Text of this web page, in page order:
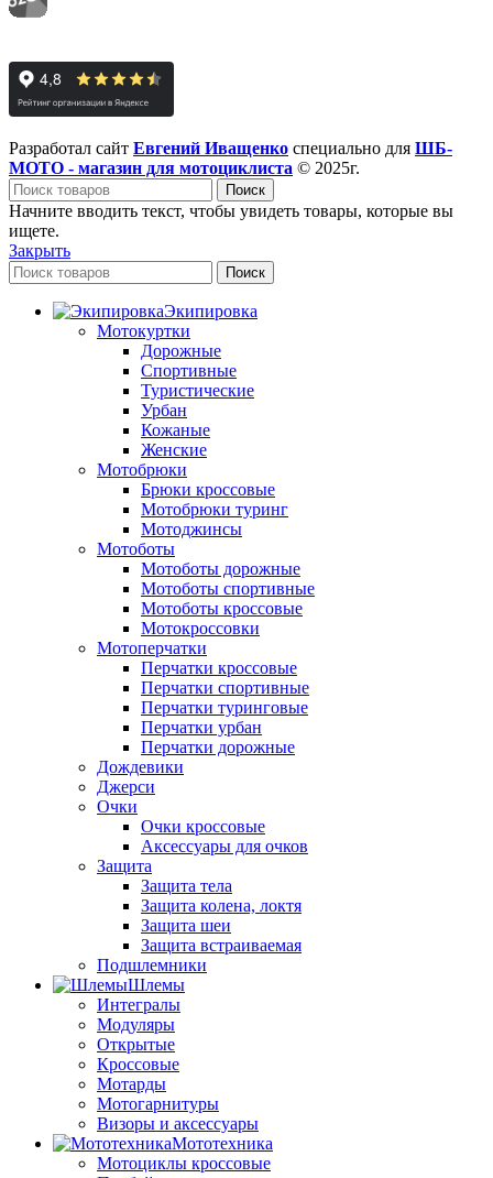
Разработал сайт Евгений Иващенко специально для ШБ-
МОТО - магазин для мотоциклиста © 2025г.
Поиск
Начните вводить текст, чтобы увидеть товары, которые вы
ищете.
Закрыть
Поиск
Экипировка
Мотокуртки
Дорожные
Спортивные
Туристические
Урбан
Кожаные
Женские
Мотобрюки
Брюки кроссовые
Мотобрюки туринг
Мотоджинсы
Мотоботы
Мотоботы дорожные
Мотоботы спортивные
Мотоботы кроссовые
Мотокроссовки
Мотоперчатки
Перчатки кроссовые
Перчатки спортивные
Перчатки туринговые
Перчатки урбан
Перчатки дорожные
Дождевики
Джерси
Очки
Очки кроссовые
Аксессуары для очков
Защита
Защита тела
Защита колена, локтя
Защита шеи
Защита встраиваемая
Подшлемники
Шлемы
Интегралы
Модуляры
Открытые
Кроссовые
Мотарды
Мотогарнитуры
Визоры и аксессуары
Мототехника
Мотоциклы кроссовые